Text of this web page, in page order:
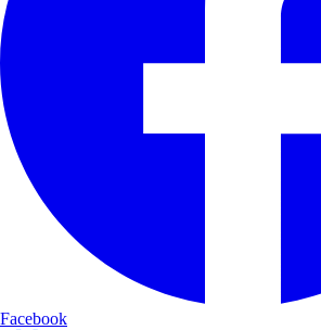
Facebook